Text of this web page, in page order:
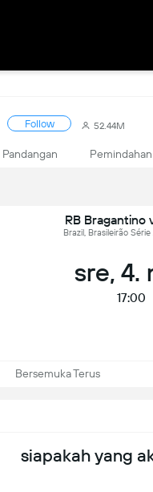
Follow 52.44M
Pandangan Pemindahan
RB Bragantino
Brazil, Brasileirão
sre, 4.
17:00
Bersemuka Terus
siapakah yang